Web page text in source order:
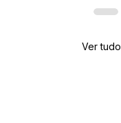
Ver tudo